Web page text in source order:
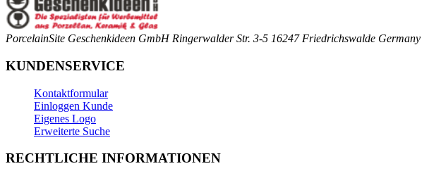
PorcelainSite Geschenkideen GmbH Ringerwalder Str. 3-5 16247 Friedrichswalde Germany
KUNDENSERVICE
Kontaktformular
Einloggen Kunde
Eigenes Logo
Erweiterte Suche
RECHTLICHE INFORMATIONEN